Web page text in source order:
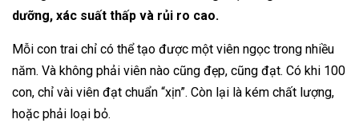
dưỡng, xác suất thấp và rủi ro cao.
Mỗi con trai chỉ có thể tạo được một viên ngọc trong nhiều
năm. Và không phải viên nào cũng đẹp, cũng đạt. Có khi 100
con, chỉ vài viên đạt chuẩn “xịn”. Còn lại là kém chất lượng,
hoặc phải loại bỏ.